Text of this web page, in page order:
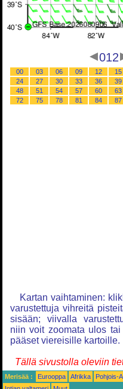
012
00 03 06 09 12 15
24
27 30 33 36 39
48
51 54 57 60 63
72
75 78 81 84 87
Kartan vaihtaminen:
varustettuja vihreitä
sisään; viivalla
niin voit zoomata ulos
pääset viereisille kartoille.
Tällä sivustolla oleviin
Merisää : Eurooppa Afrikka Pohjois-